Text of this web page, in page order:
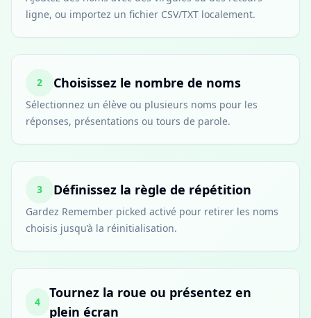
ligne, ou importez un fichier CSV/TXT localement.
2 Choisissez le nombre de noms
Sélectionnez un élève ou plusieurs noms pour les
réponses, présentations ou tours de parole.
3 Définissez la règle de répétition
Gardez Remember picked activé pour retirer les noms
choisis jusqu’à la réinitialisation.
4
Tournez la roue ou présentez en
plein écran